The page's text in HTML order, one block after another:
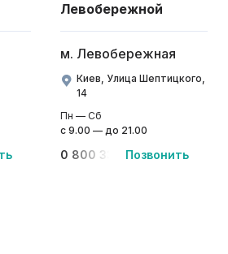
+38(095)-441-22-77
Левобережной
м. Левобережная
Киев, Улица Шептицкого,
14
Пн — Сб
с 9.00 — до 21.00
0 800 33-08-12Позвонить